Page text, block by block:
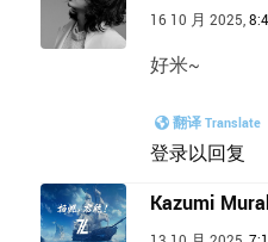
16 10 月 2025,
好米~
翻译 Translate
登录以回复
Kazumi